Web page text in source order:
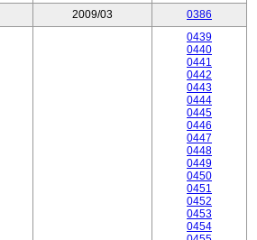
2009/03 0386
0439
0440
0441
0442
0443
0444
0445
0446
0447
0448
0449
0450
0451
0452
0453
0454